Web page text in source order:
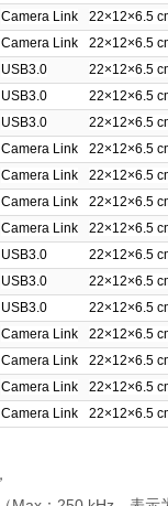
Camera Link 22×12×6.5
Camera Link 22×12×6.5
USB3.0 22×12×6.5
USB3.0 22×12×6.5
USB3.0 22×12×6.5
Camera Link 22×12×6.5
Camera Link 22×12×6.5
Camera Link 22×12×6.5
Camera Link 22×12×6.5
USB3.0 22×12×6.5
USB3.0 22×12×6.5
USB3.0 22×12×6.5
Camera Link 22×12×6.5
Camera Link 22×12×6.5
Camera Link 22×12×6.5
Camera Link 22×12×6.5